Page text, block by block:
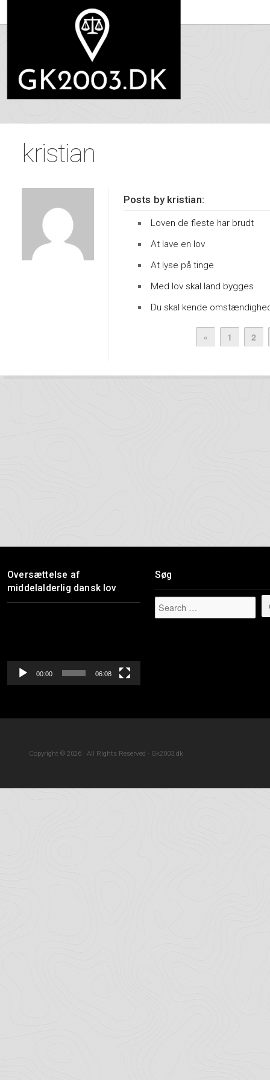
kristian
Posts by kristian:
Loven de fleste har brudt
At lave en lov
At lyse på tinge
Med lov skal land bygges
Du skal kende
« 1 2
Oversættelse af
middelalderlig dansk lov
00:00 06:08
Søg
Copyright © 2026 · All Rights Reserved · Gk2003.dk